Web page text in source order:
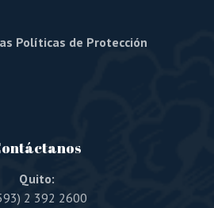
Políticas de Protección
Quito:
2 392 2600